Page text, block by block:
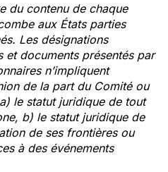
du contenu de chaque
aux États parties
Les désignations
et documents présentés par
n’impliquent
de la part du Comité ou
le statut juridique de tout
b) le statut juridique de
de ses frontières ou
à des événements